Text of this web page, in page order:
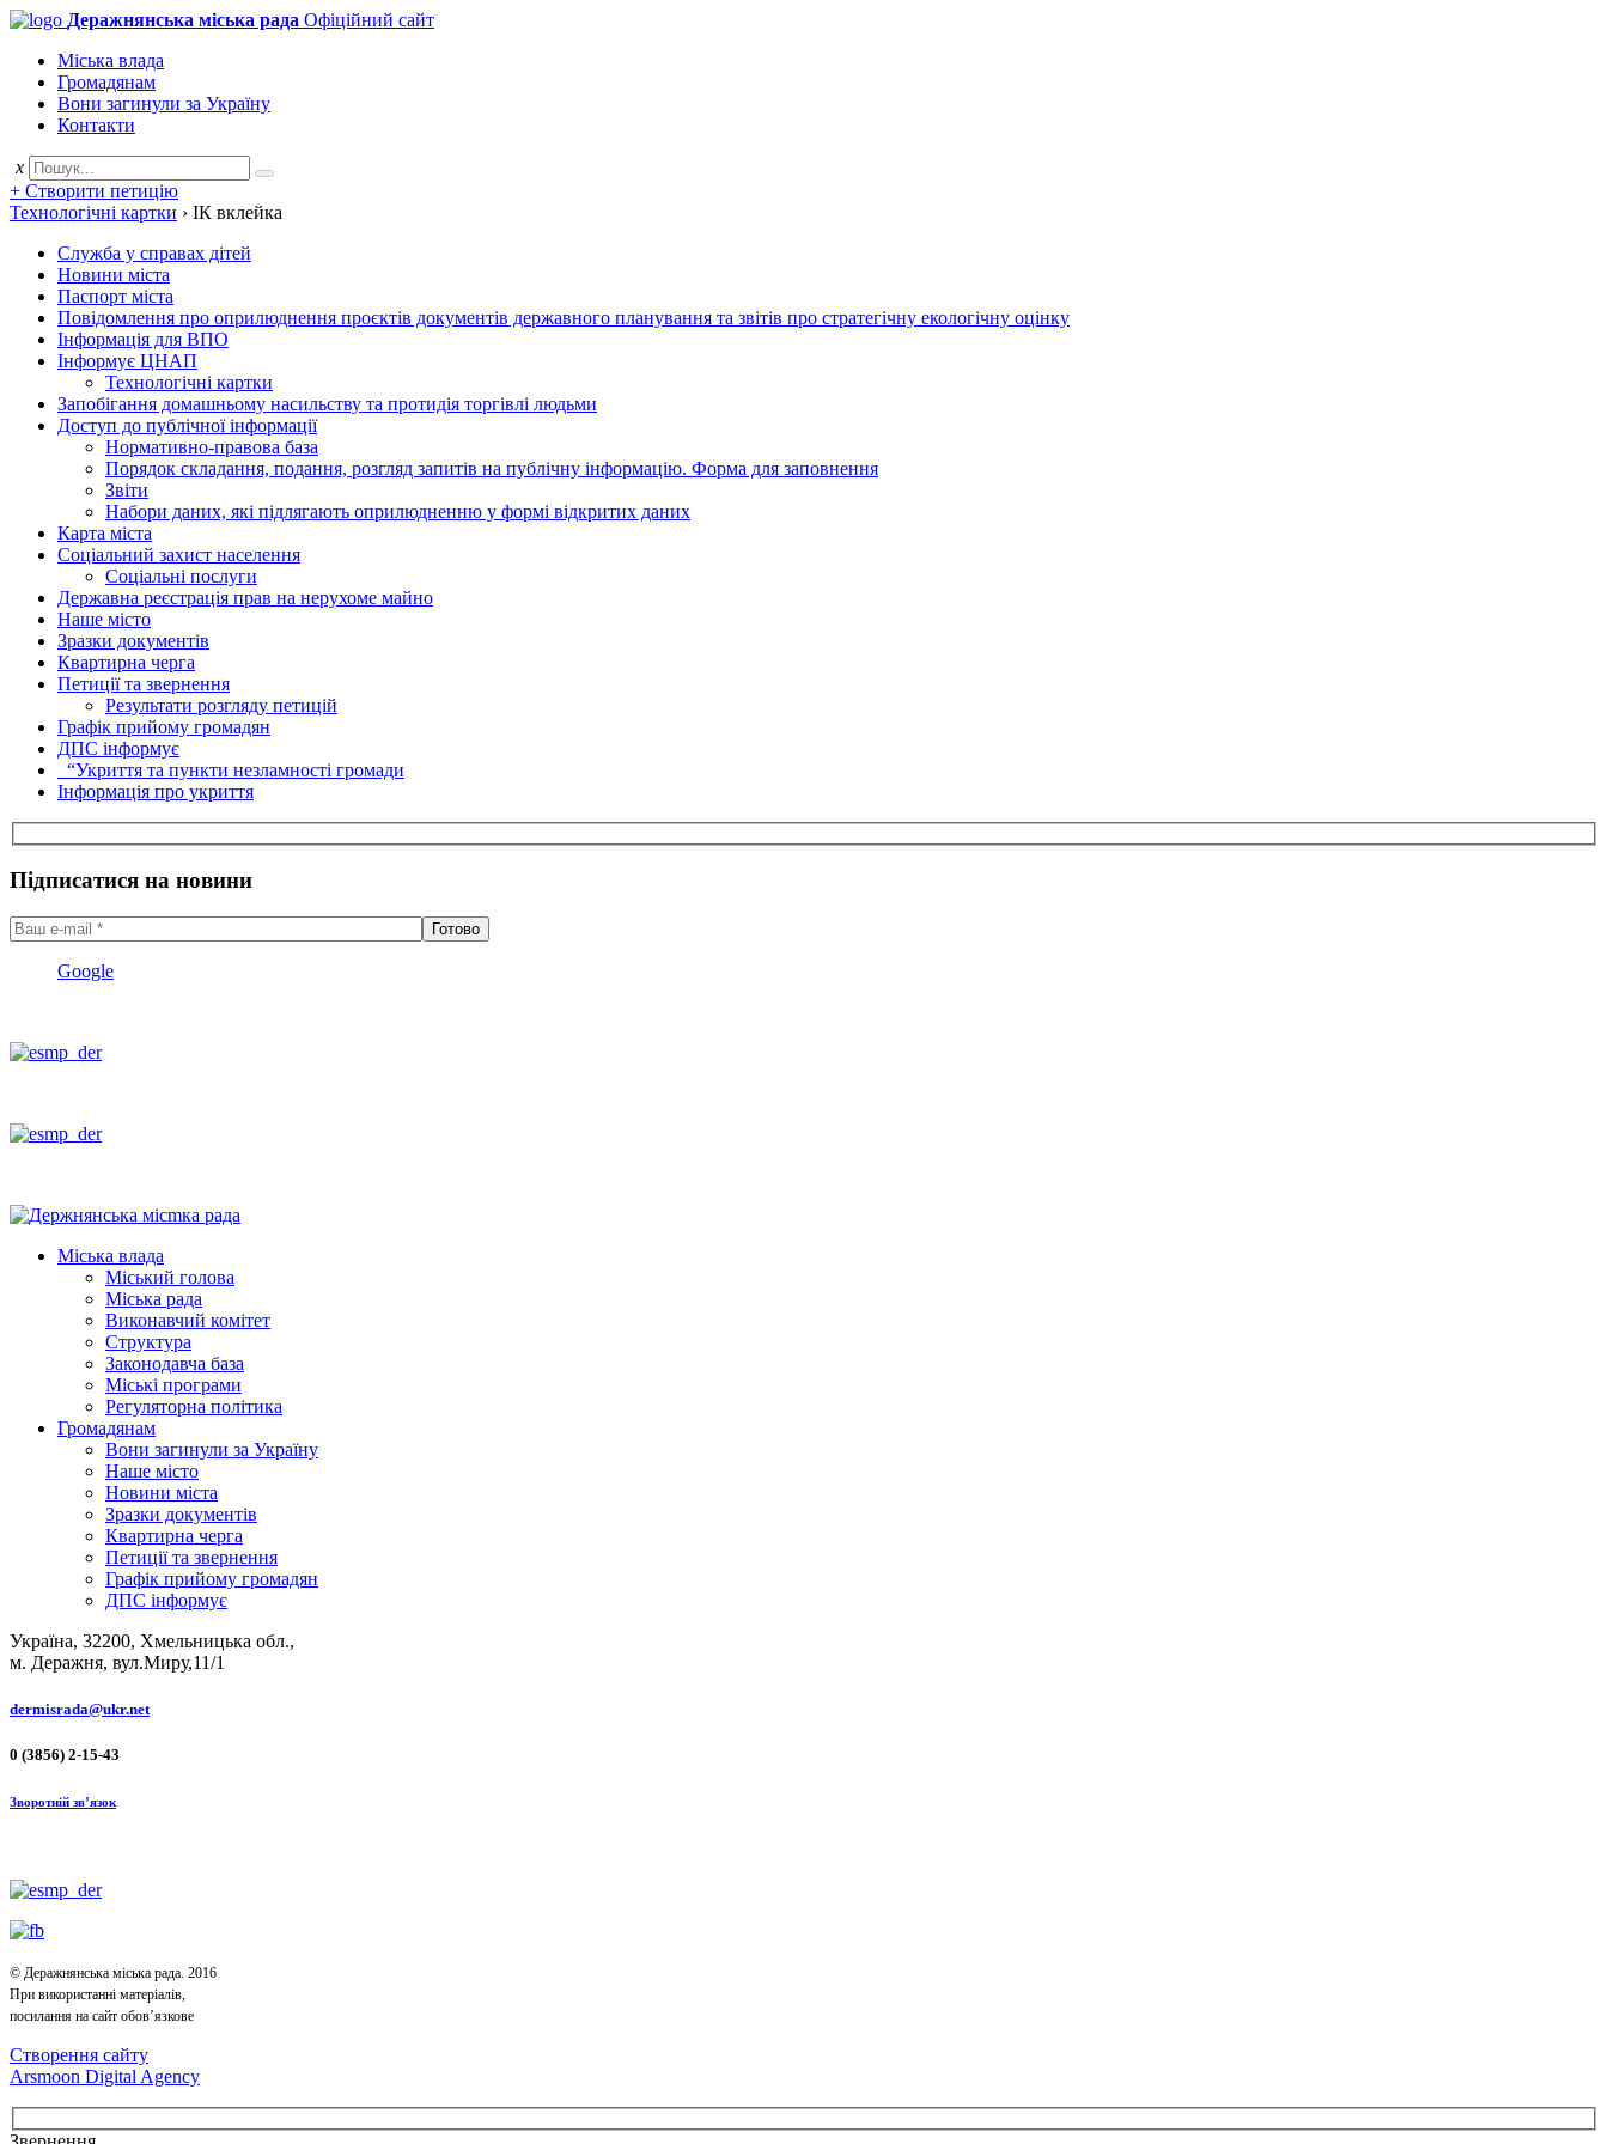
Деражнянська міська рада Офіційний сайт
Міська влада
Громадянам
Вони загинули за Україну
Контакти
x
+ Створити петицію
Технологічні картки › ІК вклейка
Служба у справах дітей
Новини міста
Паспорт міста
Повідомлення про оприлюднення проєктів документів державного планування та звітів про стратегічну екологічну оцінку
Інформація для ВПО
Інформує ЦНАП
Технологічні картки
Запобігання домашньому насильству та протидія торгівлі людьми
Доступ до публічної інформації
Нормативно-правова база
Порядок складання, подання, розгляд запитів на публічну інформацію. Форма для заповнення
Звіти
Набори даних, які підлягають оприлюдненню у формі відкритих даних
Карта міста
Соціальний захист населення
Соціальні послуги
Державна реєстрація прав на нерухоме майно
Наше місто
Зразки документів
Квартирна черга
Петиції та звернення
Результати розгляду петицій
Графік прийому громадян
ДПС інформує
“Укриття та пункти незламності громади
Інформація про укриття
Підписатися на новини
Google
Міська влада
Міський голова
Міська рада
Виконавчий комітет
Структура
Законодавча база
Міські програми
Регуляторна політика
Громадянам
Вони загинули за Україну
Наше місто
Новини міста
Зразки документів
Квартирна черга
Петиції та звернення
Графік прийому громадян
ДПС інформує
Україна, 32200, Хмельницька обл.,
м. Деражня, вул.Миру,11/1
dermisrada@ukr.net
0 (3856) 2-15-43
Зворотній зв’язок
© Деражнянська міська рада. 2016
При використанні матеріалів,
посилання на сайт обов’язкове
Створення сайту
Arsmoon Digital Agency